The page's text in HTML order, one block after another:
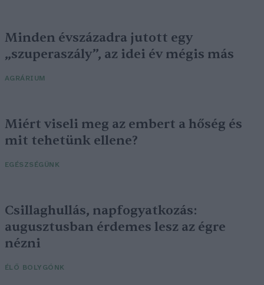
Minden évszázadra jutott egy
„szuperaszály”, az idei év mégis más
AGRÁRIUM
Miért viseli meg az embert a hőség és
mit tehetünk ellene?
EGÉSZSÉGÜNK
Csillaghullás, napfogyatkozás:
augusztusban érdemes lesz az égre
nézni
ÉLŐ BOLYGÓNK